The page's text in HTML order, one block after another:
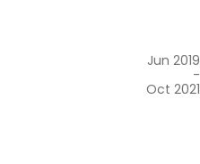
Jun 2019
-
Oct 2021